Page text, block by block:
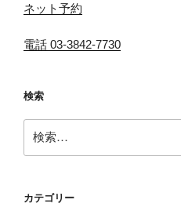
ネット予約
電話 03-3842-7730
検索
索:
カテゴリー